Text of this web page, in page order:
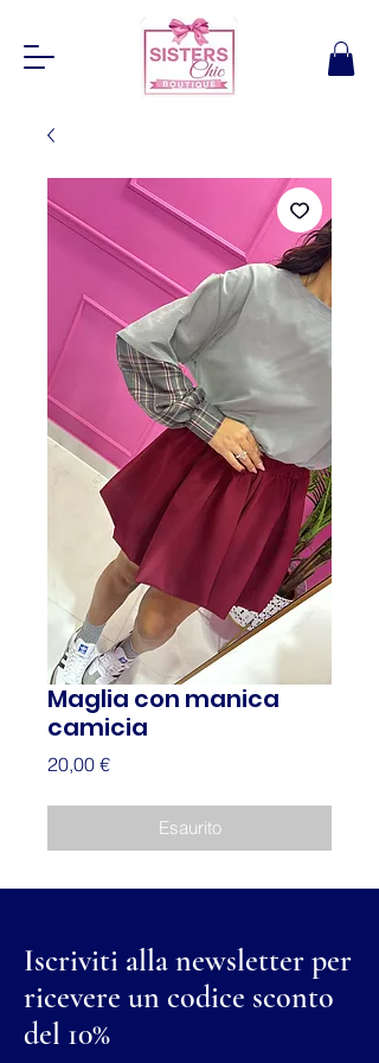
Maglia con manica
camicia
20,00 €Prezzo
Esaurito
Iscriviti alla newsletter per
ricevere un codice sconto
del 10%